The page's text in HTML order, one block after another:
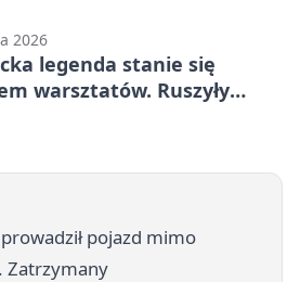
2026
legenda stanie się
warsztatów. Ruszyły
pojazd mimo
Zatrzymany